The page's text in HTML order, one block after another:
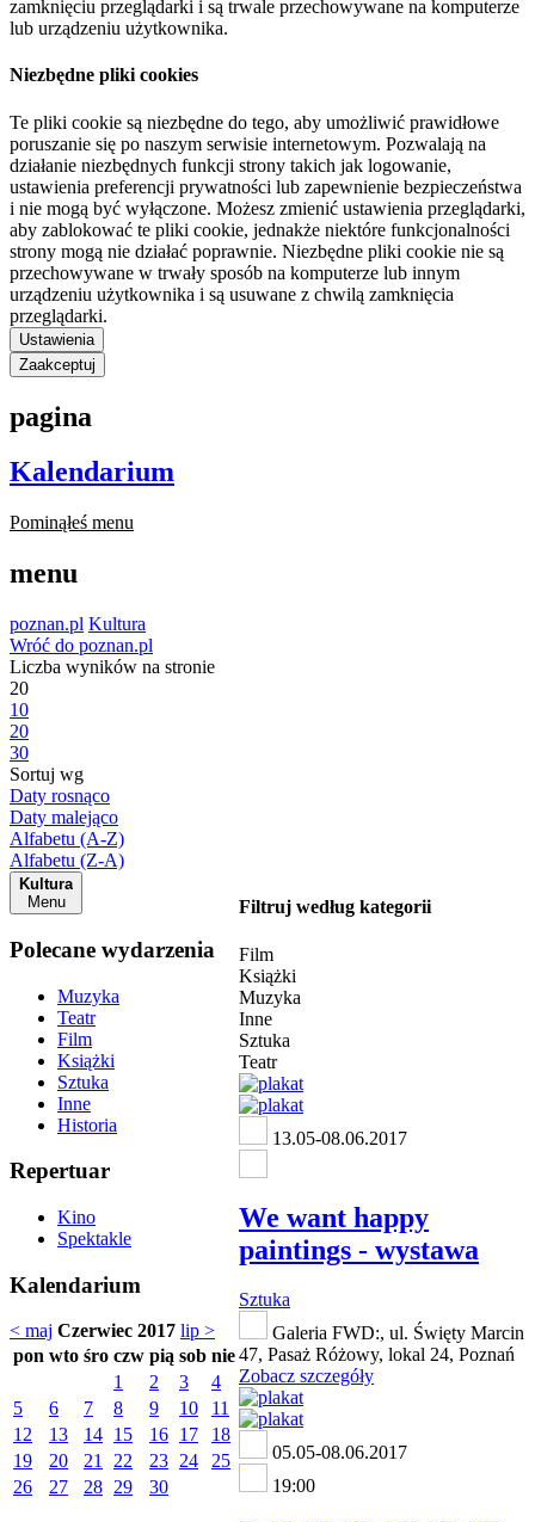
zamknięciu przeglądarki i są trwale przechowywane na komputerze
lub urządzeniu użytkownika.
Niezbędne pliki cookies
Te pliki cookie są niezbędne do tego, aby umożliwić prawidłowe
poruszanie się po naszym serwisie internetowym. Pozwalają na
działanie niezbędnych funkcji strony takich jak logowanie,
ustawienia preferencji prywatności lub zapewnienie bezpieczeństwa
i nie mogą być wyłączone. Możesz zmienić ustawienia przeglądarki,
aby zablokować te pliki cookie, jednakże niektóre funkcjonalności
strony mogą nie działać poprawnie. Niezbędne pliki cookie nie są
przechowywane w trwały sposób na komputerze lub innym
urządzeniu użytkownika i są usuwane z chwilą zamknięcia
przeglądarki.
Ustawienia
Zaakceptuj
pagina
Kalendarium
Pominąłeś menu
menu
poznan.pl Kultura
Wróć do poznan.pl
Liczba wyników na stronie
20
10
20
30
Sortuj wg
Daty rosnąco
Daty malejąco
Alfabetu (A-Z)
Alfabetu (Z-A)
Kultura
Menu
Polecane wydarzenia
Muzyka
Teatr
Film
Książki
Sztuka
Inne
Historia
Repertuar
Kino
Spektakle
Kalendarium
< maj Czerwiec 2017 lip >
pon wto śro czw pią sob nie
1
2 3
4
5
6 7 8 9 10
11
12
13 14 15 16 17
18
19
20 21 22 23 24
25
26
27 28 29 30
Filtruj według kategorii
Film
Książki
Muzyka
Inne
Sztuka
Teatr
13.05-08.06.2017
We want happy
paintings - wystawa
Sztuka
Galeria FWD:, ul. Święty Marcin
47, Pasaż Różowy, lokal 24, Poznań
Zobacz szczegóły
05.05-08.06.2017
19:00